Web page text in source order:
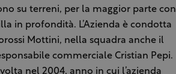
su terreni, per la maggior parte con
in profondità. L’Azienda è condotta
Mottini, nella squadra anche il
commerciale Cristian Pepi.
nel 2004, anno in cui l’azienda